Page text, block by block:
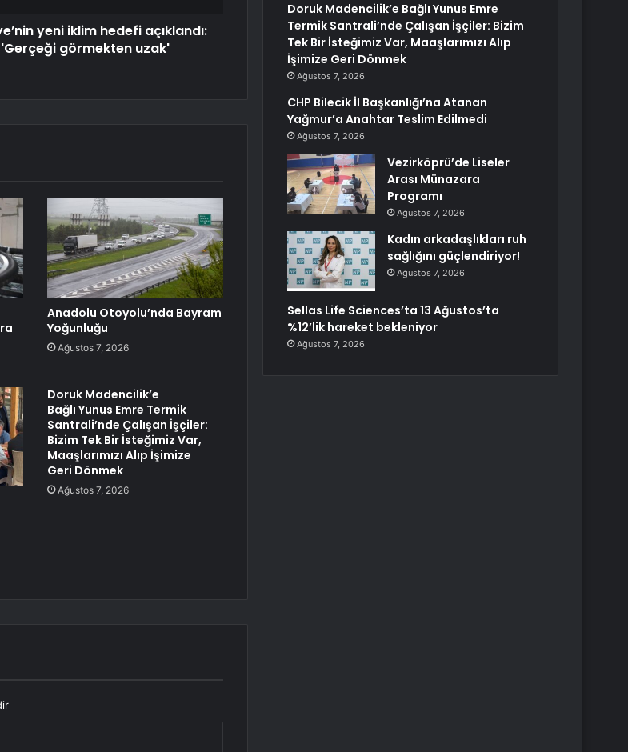
yeni iklim hedefi açıklandı:
'Gerçeği görmekten uzak'
Anadolu Otoyolu’nda Bayram
Yoğunluğu
Ağustos 7, 2026
Doruk Madencilik’e
Bağlı Yunus Emre Termik
Santrali’nde Çalışan İşçiler:
Bizim Tek Bir İsteğimiz Var,
Maaşlarımızı Alıp İşimize
Geri Dönmek
Ağustos 7, 2026
Doruk Madencilik’e Bağlı Yunus Emre
Termik Santrali’nde Çalışan İşçiler: Bizim
Tek Bir İsteğimiz Var, Maaşlarımızı Alıp
İşimize Geri Dönmek
Ağustos 7, 2026
CHP Bilecik İl Başkanlığı’na Atanan
Yağmur’a Anahtar Teslim Edilmedi
Ağustos 7, 2026
Vezirköprü’de Liseler
Arası Münazara
Programı
Ağustos 7, 2026
Kadın arkadaşlıkları ruh
sağlığını güçlendiriyor!
Ağustos 7, 2026
Sellas Life Sciences’ta 13 Ağustos’ta
%12’lik hareket bekleniyor
Ağustos 7, 2026